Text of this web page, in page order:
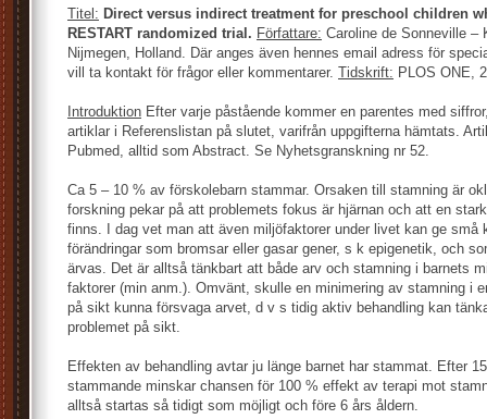
Titel: Direct versus indirect treatment for preschool children
RESTART randomized trial. Författare: Caroline de Sonneville –
Nijmegen, Holland. Där anges även hennes email adress för
vill ta kontakt för frågor eller kommentarer. Tidskrift: PLOS ONE,
Introduktion Efter varje påstående kommer en parentes med
artiklar i Referenslistan på slutet, varifrån uppgifterna hämtats.
Pubmed, alltid som Abstract. Se Nyhetsgranskning nr 52.
Ca 5 – 10 % av förskolebarn stammar. Orsaken till stamning är
forskning pekar på att problemets fokus är hjärnan och att en
finns. I dag vet man att även miljöfaktorer under livet kan ge små
förändringar som bromsar eller gasar gener, s k epigenetik, och
ärvas. Det är alltså tänkbart att både arv och stamning i barnets
faktorer (min anm.). Omvänt, skulle en minimering av stamning i
på sikt kunna försvaga arvet, d v s tidig aktiv behandling kan
problemet på sikt.
Effekten av behandling avtar ju länge barnet har stammat. Efter
stammande minskar chansen för 100 % effekt av terapi mot
alltså startas så tidigt som möjligt och före 6 års åldern.